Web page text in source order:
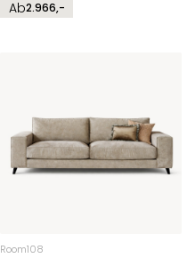
Ab2.966,-
Room108